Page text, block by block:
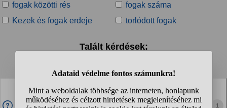
fogak közötti rés
fogak száma
Kezek és fogak erdeje
torlódott fogak
Talált kérdések:
Visszamenjek az ideiglenes töméssel?
1 hónapja van bent gyógyszeres tömés gyökérkezelés miatt
és még annyit kéne kibírnia, de eléggé levan már kopva és
1